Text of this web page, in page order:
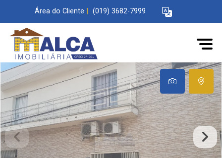
Área do Cliente (019) 3682-7999